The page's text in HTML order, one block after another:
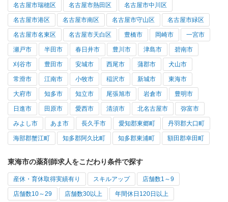
名古屋市瑞穂区 名古屋市熱田区 名古屋市中川区
名古屋市港区 名古屋市南区 名古屋市守山区 名古屋市緑区
名古屋市名東区 名古屋市天白区 豊橋市 岡崎市 一宮市
瀬戸市 半田市 春日井市 豊川市 津島市 碧南市
刈谷市 豊田市 安城市 西尾市 蒲郡市 犬山市
常滑市 江南市 小牧市 稲沢市 新城市 東海市
大府市 知多市 知立市 尾張旭市 岩倉市 豊明市
日進市 田原市 愛西市 清須市 北名古屋市 弥富市
みよし市 あま市 長久手市 愛知郡東郷町 丹羽郡大口町
海部郡蟹江町 知多郡阿久比町 知多郡東浦町 額田郡幸田町
東海市の薬剤師求人をこだわり条件で探す
産休・育休取得実績有り スキルアップ 店舗数1～9
店舗数10～29 店舗数30以上 年間休日120日以上